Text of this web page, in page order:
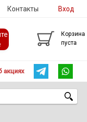
Контакты Вход
Корзина
пуста
акциях